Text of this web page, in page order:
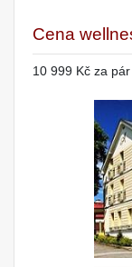
Cena
10 999 Kč za